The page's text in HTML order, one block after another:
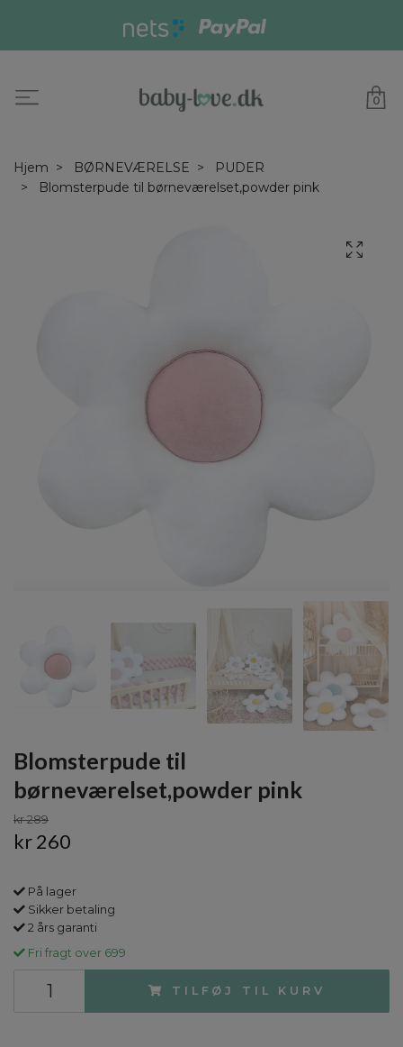
0
Hjem BØRNEVÆRELSE
PUDER
Blomsterpude til børneværelset,powder pink
Blomsterpude til
børneværelset,powder pink
kr 289
kr 260
På lager
Sikker betaling
2 års garanti
Fri fragt over 699
TILFØJ TIL KURV